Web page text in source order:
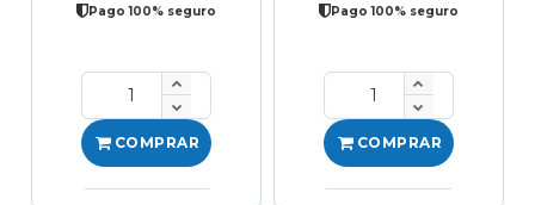
Pago 100% seguro
COMPRAR
Pago 100% seguro
COMPRAR